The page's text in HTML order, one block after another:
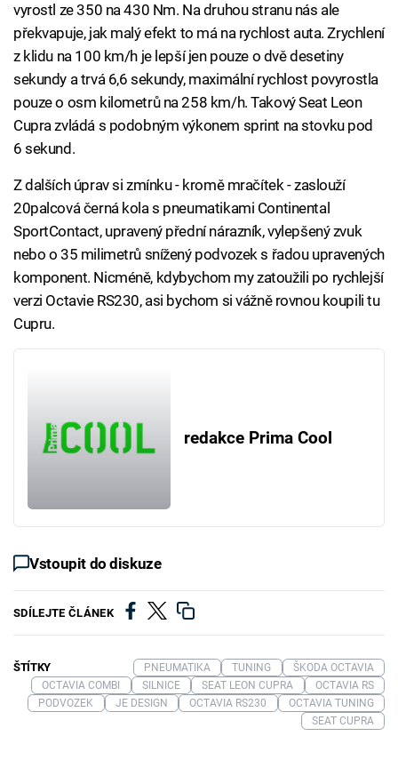
vyrostl ze 350 na 430 Nm. Na druhou stranu nás ale
překvapuje, jak malý efekt to má na rychlost auta. Zrychlení
z klidu na 100 km/h je lepší jen pouze o dvě desetiny
sekundy a trvá 6,6 sekundy, maximální rychlost povyrostla
pouze o osm kilometrů na 258 km/h. Takový Seat Leon
Cupra zvládá s podobným výkonem sprint na stovku pod
6 sekund.
Z dalších úprav si zmínku - kromě mračítek - zaslouží
20palcová černá kola s pneumatikami Continental
SportContact, upravený přední nárazník, vylepšený zvuk
nebo o 35 milimetrů snížený podvozek s řadou upravených
komponent. Nicméně, kdybychom my zatoužili po rychlejší
verzi Octavie RS230, asi bychom si vážně rovnou koupili tu
Cupru.
redakce Prima Cool
Vstoupit do diskuze
SDÍLEJTE ČLÁNEK
ŠTÍTKY PNEUMATIKA TUNING
ŠKODA OCTAVIA
OCTAVIA COMBI
SILNICE SEAT LEON CUPRA
OCTAVIA RS
PODVOZEK
JE DESIGN OCTAVIA RS230
OCTAVIA TUNING
SEAT CUPRA